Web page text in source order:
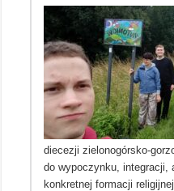
diecezji zielonogórsko-
do wypoczynku, integracji,
konkretnej formacji